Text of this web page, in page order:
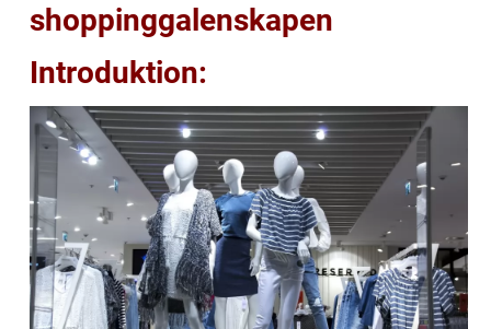
shoppinggalenskapen
Introduktion: